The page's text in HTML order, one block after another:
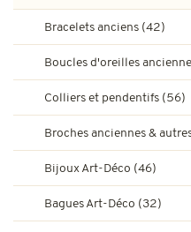
Broches anciennes & autres
Bijoux Art-Déco
Bagues Art-Déco
Bijoux Tank
Bagues Tank
Bracelets anciens (42)
Boucles d'oreilles
Colliers et pendentifs (56)
Broches anciennes &
Bijoux Art-Déco (46)
Bagues Art-Déco (32)